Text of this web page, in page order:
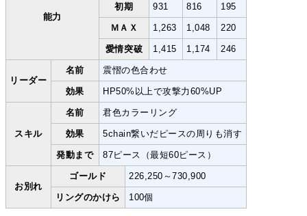
能力
初期 931 816 195
ＭＡＸ 1,263 1,048 220
愛情突破 1,415 1,174 246
リーダー
名前 震慴の色合わせ
効果 HP50%以上で攻撃力60%UP
スキル
名前 君色カラーリング
効果 5chain繋いだピースの周りも消す
発動まで 87ピース（最短60ピース）
お別れ
ゴールド 226,250～730,900
リングのかけら 100個